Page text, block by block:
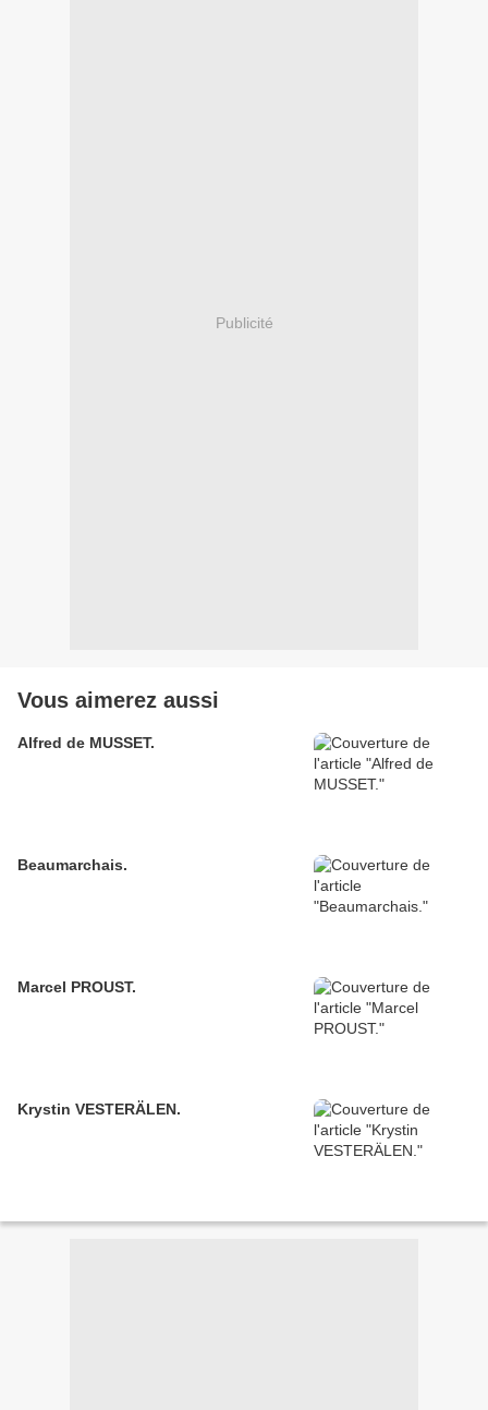
Publicité
Vous aimerez aussi
Alfred de MUSSET.
Beaumarchais.
Marcel PROUST.
Krystin VESTERÄLEN.